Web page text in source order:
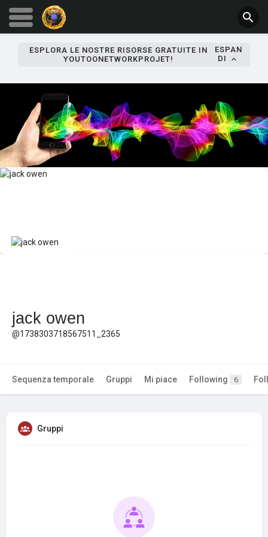
ESPLORA LE NOSTRE RISORSE GRATUITE IN
YOUTOONETWORKPROJET!
ESPAN
DI
jack owen
@1738303718567511_2365
Sequenza temporale Gruppi Mi piace Following 6
Gruppi